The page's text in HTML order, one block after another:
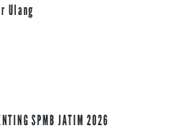
Ulang
SPMB JATIM 2026